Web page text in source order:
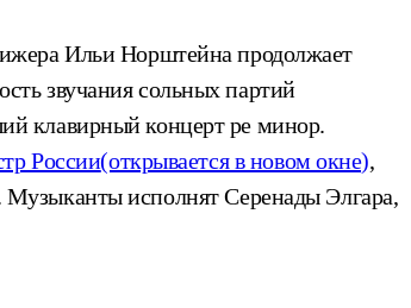
Ильи Норштейна продолжает
звучания сольных партий
клавирный концерт ре минор.
России(открывается в новом окне),
Музыканты исполнят Серенады Элгара,